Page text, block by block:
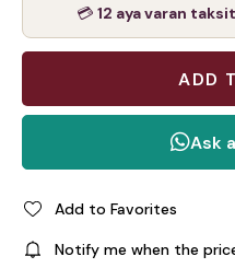
💳 12 aya varan taksit
Add to Favorites
Notify me when the